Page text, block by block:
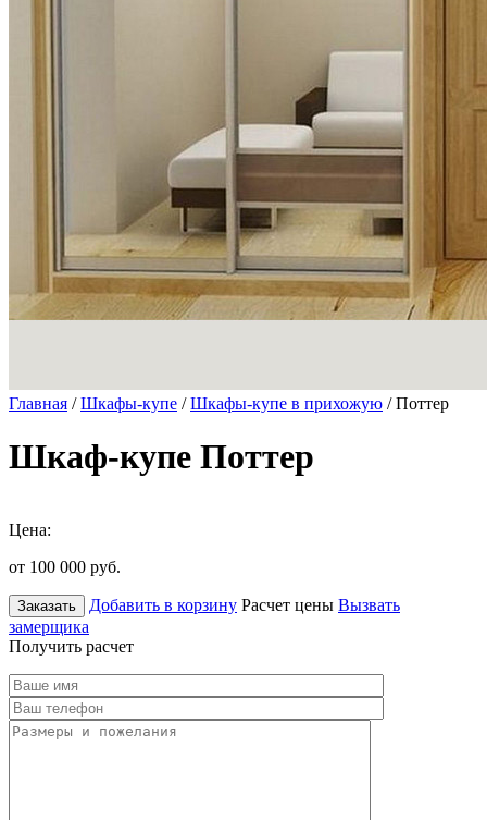
Главная /Шкафы-купе /Шкафы-купе в прихожую / Поттер
Шкаф-купе Поттер
Цена:
от 100 000 руб.
Заказать Добавить в корзину Расчет цены Вызвать
замерщика
Получить расчет